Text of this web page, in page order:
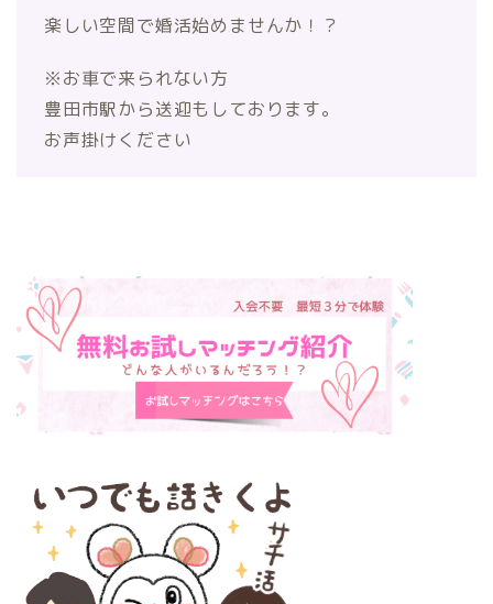
楽しい空間で婚活始めませんか！？
※お車で来られない方
豊田市駅から送迎もしております。
お声掛けください